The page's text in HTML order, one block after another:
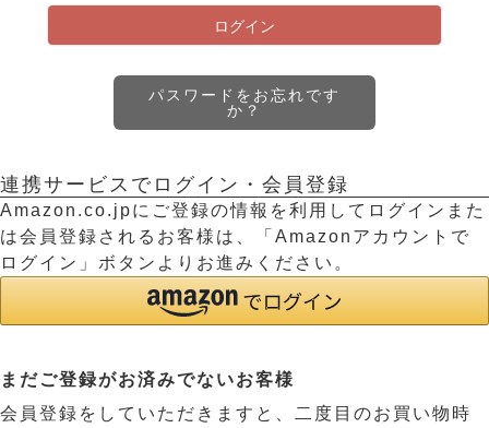
ログイン
パスワードをお忘れです
か？
連携サービスでログイン・会員登録
Amazon.co.jpにご登録の情報を利用してログインまた
は会員登録されるお客様は、「Amazonアカウントで
ログイン」ボタンよりお進みください。
まだご登録がお済みでないお客様
会員登録をしていただきますと、二度目のお買い物時